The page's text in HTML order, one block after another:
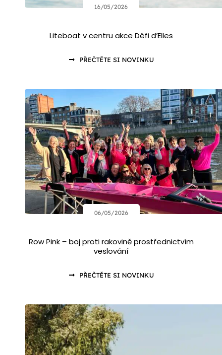
16/05/2026
Liteboat v centru akce Défi d’Elles
PŘEČTĚTE SI NOVINKU
06/05/2026
Row Pink – boj proti rakovině prostřednictvím
veslování
PŘEČTĚTE SI NOVINKU